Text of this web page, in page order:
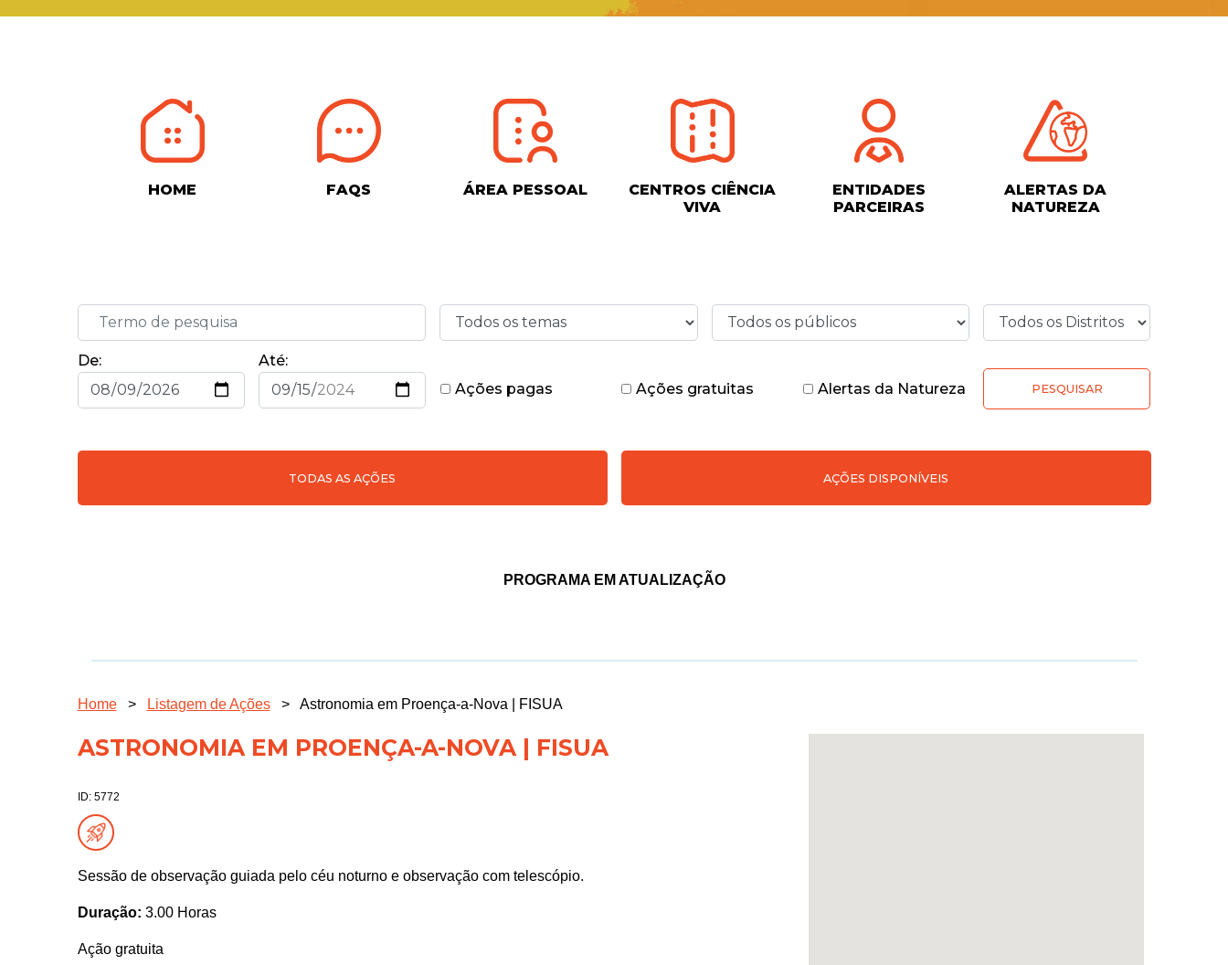
HOME FAQS ÁREA PESSOAL
CENTROS CIÊNCIA
VIVA
ENTIDADES
PARCEIRAS
ALERTAS DA
NATUREZA
De:
Até:
Ações pagas
Ações gratuitas Alertas da Natureza PESQUISAR
TODAS AS AÇÕES AÇÕES DISPONÍVEIS
PROGRAMA EM ATUALIZAÇÃO
Home > Listagem de Ações > Astronomia em Proença-a-Nova | FISUA
ASTRONOMIA EM PROENÇA-A-NOVA | FISUA
ID: 5772
Sessão de observação guiada pelo céu noturno e observação com telescópio.
Duração: 3.00 Horas
Ação gratuita